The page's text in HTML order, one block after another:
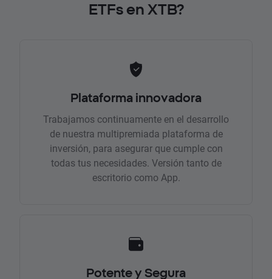
ETFs en XTB?
Plataforma innovadora
Trabajamos continuamente en el desarrollo
de nuestra multipremiada plataforma de
inversión, para asegurar que cumple con
todas tus necesidades. Versión tanto de
escritorio como App.
Potente y Segura